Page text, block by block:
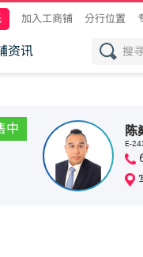
加入工商铺 分行位置
资讯
中 陈
E-